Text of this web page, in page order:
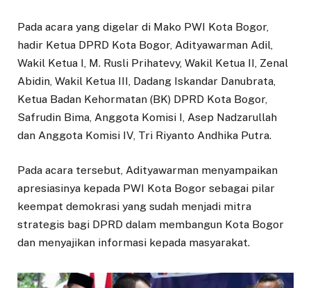
Pada acara yang digelar di Mako PWI Kota Bogor,
hadir Ketua DPRD Kota Bogor, Adityawarman Adil,
Wakil Ketua I, M. Rusli Prihatevy, Wakil Ketua II, Zenal
Abidin, Wakil Ketua III, Dadang Iskandar Danubrata,
Ketua Badan Kehormatan (BK) DPRD Kota Bogor,
Safrudin Bima, Anggota Komisi I, Asep Nadzarullah
dan Anggota Komisi IV, Tri Riyanto Andhika Putra.
Pada acara tersebut, Adityawarman menyampaikan
apresiasinya kepada PWI Kota Bogor sebagai pilar
keempat demokrasi yang sudah menjadi mitra
strategis bagi DPRD dalam membangun Kota Bogor
dan menyajikan informasi kepada masyarakat.